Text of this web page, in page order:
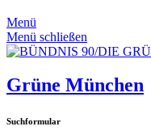
Menü
Menü schließen
Grüne München
Suchformular